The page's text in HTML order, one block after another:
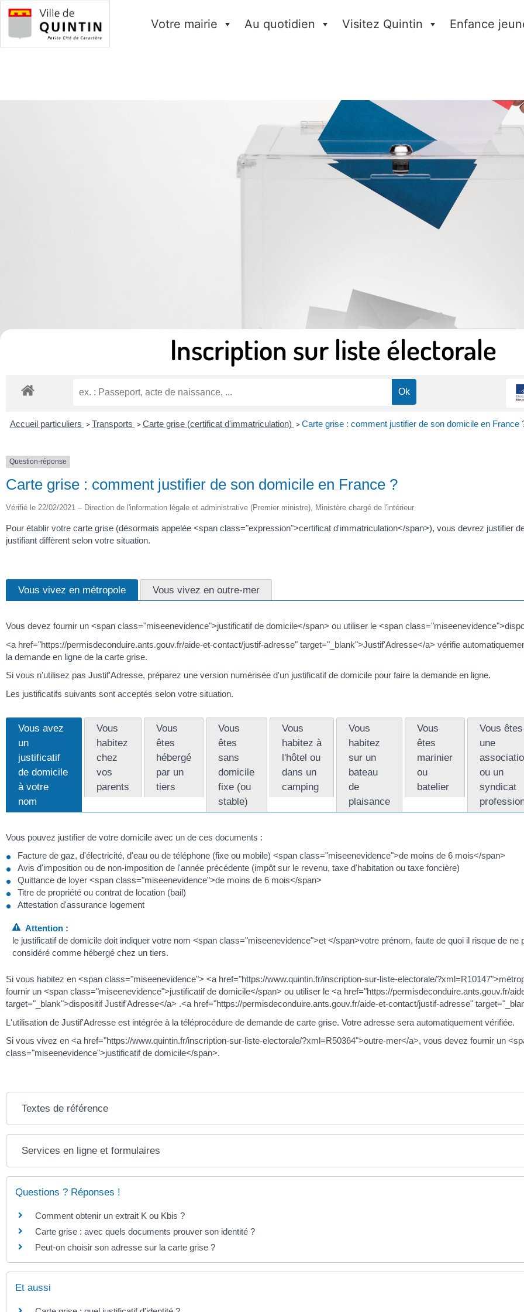
Votre mairie Au quotidien Visitez Quintin Enfance
Inscription sur liste électorale
Accueil particuliers > Transports > Carte grise (certificat d'immatriculation) > Carte grise : comment justifier de son domicile en France
Question-réponse
Carte grise : comment justifier de son domicile en France ?
Vérifié le 22/02/2021 – Direction de l'information légale et administrative (Premier ministre), Ministère chargé de l'intérieur
Pour établir votre carte grise (désormais appelée <span class="expression">certificat d'immatriculation</span>), vous devrez justifier
justifiant diffèrent selon votre situation.
Vous vivez en métropole Vous vivez en outre-mer
Vous devez fournir un <span class="miseenevidence">justificatif de domicile</span> ou utiliser le <span
<a href="https://permisdeconduire.ants.gouv.fr/aide-et-contact/justif-adresse" target="_blank">Justif'Adresse</a> vérifie
la demande en ligne de la carte grise.
Si vous n’utilisez pas Justif'Adresse, préparez une version numérisée d'un justificatif de domicile pour faire la demande en ligne.
Les justificatifs suivants sont acceptés selon votre situation.
Vous avez
un
justificatif
de domicile
à votre
nom
Vous
habitez
chez
vos
parents
Vous
êtes
hébergé
par un
tiers
Vous
êtes
sans
domicile
fixe (ou
stable)
Vous
habitez à
l'hôtel ou
dans un
camping
Vous
habitez
sur un
bateau
de
plaisance
Vous
êtes
marinier
ou
batelier
Vous êtes
une
ou un
syndicat
Vous pouvez justifier de votre domicile avec un de ces documents :
Facture de gaz, d'électricité, d'eau ou de téléphone (fixe ou mobile) <span class="miseenevidence">de moins de 6 mois</span>
Avis d'imposition ou de non-imposition de l'année précédente (impôt sur le revenu, taxe d'habitation ou taxe foncière)
Quittance de loyer <span class="miseenevidence">de moins de 6 mois</span>
Titre de propriété ou contrat de location (bail)
Attestation d'assurance logement
Attention :
le justificatif de domicile doit indiquer votre nom <span class="miseenevidence">et </span>votre prénom, faute de quoi il risque de
considéré comme hébergé chez un tiers.
Si vous habitez en <span class="miseenevidence"> <a href="https://www.quintin.fr/inscription-sur-liste-electorale/
fournir un <span class="miseenevidence">justificatif de domicile</span> ou utiliser le <a href="https://permisdeconduire.ants.gouv.fr/
target="_blank">dispositif Justif'Adresse</a> .<a href="https://permisdeconduire.ants.gouv.fr/aide-et-contact/justif-adresse"
L'utilisation de Justif'Adresse est intégrée à la téléprocédure de demande de carte grise. Votre adresse sera automatiquement vérifiée.
Si vous vivez en <a href="https://www.quintin.fr/inscription-sur-liste-electorale/?xml=R50364">outre-mer</a>, vous devez fournir un
class="miseenevidence">justificatif de domicile</span>.
Textes de référence
Services en ligne et formulaires
Questions ? Réponses !
Comment obtenir un extrait K ou Kbis ?
Carte grise : avec quels documents prouver son identité ?
Peut-on choisir son adresse sur la carte grise ?
Et aussi